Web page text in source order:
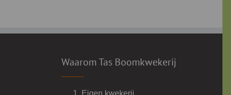
Waarom Tas Boomkwekerij